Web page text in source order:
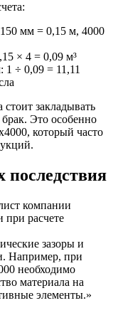
мм = 0,15 м, 4000
× 4 = 0,09 м³
1 ÷ 0,09 = 11,11
закладывать
Это особенно
который часто
компании
при расчете
зазоры и
Например, при
необходимо
материала на
элементы.»